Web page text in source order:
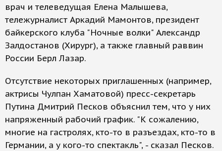
врач и телеведущая Елена Малышева,
тележурналист Аркадий Мамонтов, президент
байкерского клуба "Ночные волки" Александр
Залдостанов (Хирург), а также главный раввин
России Берл Лазар.
Отсутствие некоторых приглашенных (например,
актрисы Чулпан Хаматовой) пресс-секретарь
Путина Дмитрий Песков объяснил тем, что у них
напряженный рабочий график. "К сожалению,
многие на гастролях, кто-то в разъездах, кто-то в
Германии, а у кого-то спектакль", - сказал Песков.